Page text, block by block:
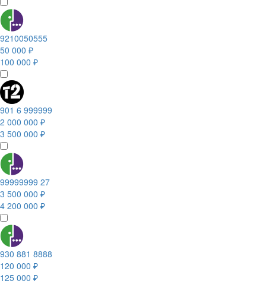
9210050555
50 000 ₽
100 000 ₽
901 6 999999
2 000 000 ₽
3 500 000 ₽
99999999 27
3 500 000 ₽
4 200 000 ₽
930 881 8888
120 000 ₽
125 000 ₽